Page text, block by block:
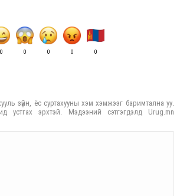
0 0 0 0 0
зүйн, ёс суртахууны хэм хэмжээг баримтална уу.
устгах эрхтэй. Мэдээний сэтгэгдэлд Urug.mn